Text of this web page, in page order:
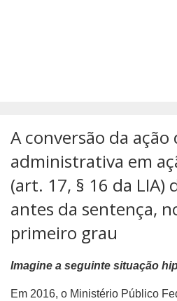
A conversão da
administrativa em
(art. 17, § 16 da LIA)
antes da sentença,
primeiro grau
Imagine a seguinte situação
Em 2016, o Ministério Público